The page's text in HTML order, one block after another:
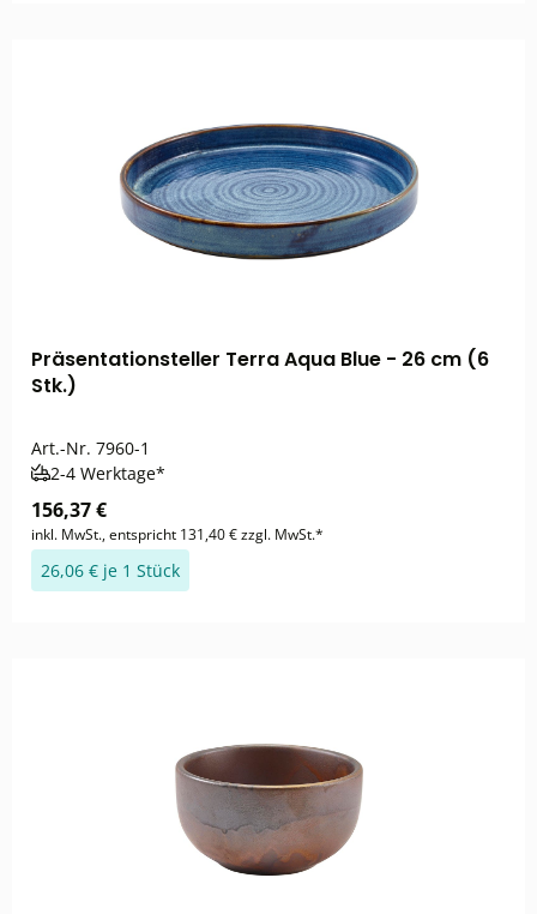
Präsentationsteller Terra Aqua Blue - 26 cm (6
Stk.)
Art.-Nr. 7960-1
2-4 Werktage*
156,37 €
inkl. MwSt., entspricht 131,40 € zzgl. MwSt.*
26,06 € je 1 Stück